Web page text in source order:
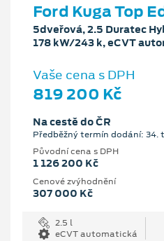
Ford Kuga Top
5dveřová, 2.5 Duratec
178 kW/243 k, eCVT
Vaše cena s DPH
819 200 Kč
Na cestě do ČR
Předběžný termín dodání: 34.
Původní cena s DPH
1 126 200 Kč
Cenové zvýhodnění
307 000 Kč
2.5 l
eCVT automatická